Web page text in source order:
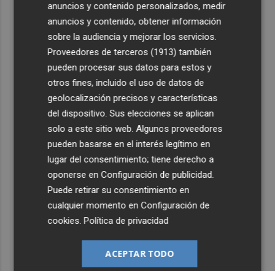
El Hospital General incorpora una técnica que evita la
cirugía y el ingreso en pacientes con nódulos benignos
de tiroides
Las propuestas para las Hogueras Oficiales de 2027
deberán presentarse entre el 10 y el 24 de agosto
El Villarreal cierra la pretemporada en Turquía ante el
Galatasaray
anuncios y contenido personalizados, medir
anuncios y contenido, obtener información
sobre la audiencia y mejorar los servicios.
Proveedores de terceros (1913) también
pueden procesar sus datos para estos y
otros fines, incluido el uso de datos de
geolocalización precisos y características
del dispositivo. Sus elecciones se aplican
solo a este sitio web. Algunos proveedores
pueden basarse en el interés legítimo en
lugar del consentimiento; tiene derecho a
oponerse enConfiguración de publicidad.
Puede retirar su consentimiento en
cualquier momento enConfiguración de
cookies.Política de privacidad
ACEPTAR TODO